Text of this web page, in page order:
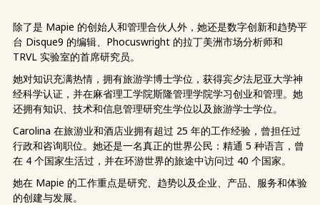
除了是 Mapie 的创始人和管理合伙人外，她还是数字创新和趋势平
台 Disque9 的编辑、Phocuswright 的拉丁美洲市场分析师和
TRVL 实验室的首席研究员。
她对知识充满热情，拥有旅游学博士学位，获得宾夕法尼亚大学神
经科学认证，并在麻省理工学院斯隆管理学院学习创业和管理。她
还拥有知识、技术和信息管理研究生学位以及旅游学士学位。
Carolina 在旅游业和酒店业拥有超过 25 年的工作经验，曾担任过
行政和咨询职位。她还是一名真正的世界公民：精通 5 种语言，曾
在 4 个国家生活过，并在环游世界的旅途中访问过 40 个国家。
她在 Mapie 的工作重点是研究、趋势以及企业、产品、服务和体验
的创建与发展。